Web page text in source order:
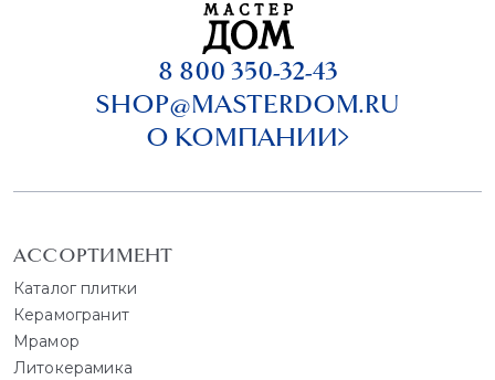
8 800 350-32-43
SHOP@MASTERDOM.RU
О КОМПАНИИ
АССОРТИМЕНТ
Каталог плитки
Керамогранит
Мрамор
Литокерамика